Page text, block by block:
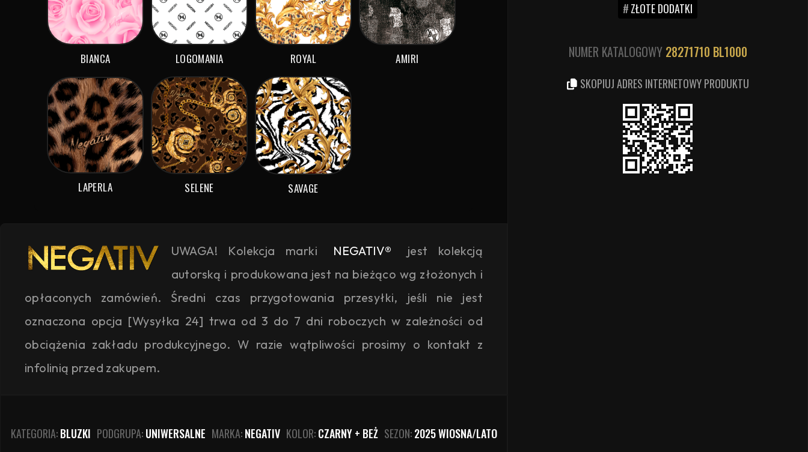
BIANCA LOGOMANIA ROYAL AMIRI
LAPERLA SELENE SAVAGE
UWAGA! Kolekcja marki NEGATIV®
jest kolekcją
autorską i produkowana jest na bieżąco wg złożonych i
opłaconych zamówień. Średni czas przygotowania przesyłki, jeśli nie jest
oznaczona opcja [Wysyłka 24] trwa od 3 do 7 dni roboczych w zależności od
obciążenia zakładu produkcyjnego. W razie wątpliwości prosimy o kontakt z
infolinią przed zakupem.
KATEGORIA:BLUZKI PODGRUPA:UNIWERSALNE MARKA:NEGATIV KOLOR:CZARNY + BEŻ SEZON:2025 WIOSNA/LATO
ZŁOTE DODATKI
NUMER KATALOGOWY 28271710 BL1000
SKOPIUJ ADRES INTERNETOWY PRODUKTU